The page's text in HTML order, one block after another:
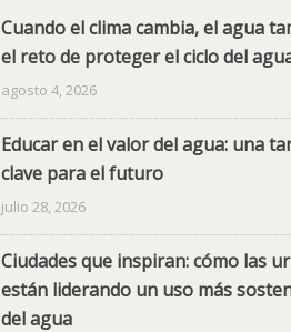
Cuando el clima cambia, el agua
el reto de proteger el ciclo del
agosto 4, 2026
Educar en el valor del agua: una
clave para el futuro
julio 28, 2026
Ciudades que inspiran: cómo las
están liderando un uso más
del agua